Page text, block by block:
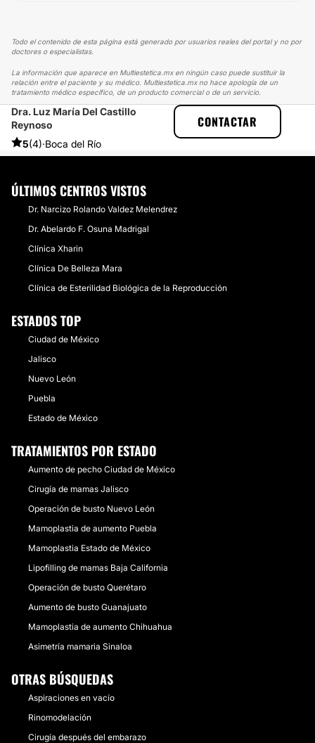
Todo el contenido de esta página está generado por usuarios reales del portal y no por
doctores o especialistas.
La información que aparece en Multiestetica.mx en ningún caso puede sustituir la
relación entre el paciente y su médico. Multiestetica.mx no hace apología de un
tratamiento médico específico, de un producto comercial o de un servicio.
Dra. Luz María Del Castillo
Reynoso
5(4)·Boca del Río
CONTACTAR
MULTIESTETICA
EXPERIENCIAS
EXPERIENCIAS SOBRE AUMENTO DE BUSTO
LA DOCTORA ME HIZO MUY MAL TRABAJO
ÚLTIMOS CENTROS VISTOS
Dr. Narcizo Rolando Valdez Melendrez
Dr. Abelardo F. Osuna Madrigal
Clínica Xharin
Clínica De Belleza Mara
Clínica de Esterilidad Biológica de la Reproducción
ESTADOS TOP
Ciudad de México
Jalisco
Nuevo León
Puebla
Estado de México
TRATAMIENTOS POR ESTADO
Aumento de pecho Ciudad de México
Cirugía de mamas Jalisco
Operación de busto Nuevo León
Mamoplastia de aumento Puebla
Mamoplastia Estado de México
Lipofilling de mamas Baja California
Operación de busto Querétaro
Aumento de busto Guanajuato
Mamoplastia de aumento Chihuahua
Asimetría mamaria Sinaloa
OTRAS BÚSQUEDAS
Aspiraciones en vacío
Rinomodelación
Cirugía después del embarazo